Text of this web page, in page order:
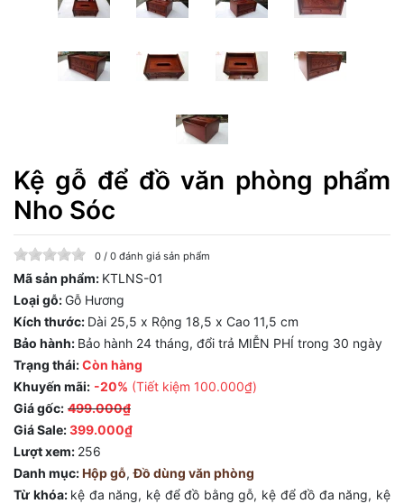
Kệ gỗ để đồ văn phòng phẩm
Nho Sóc
0 / 0 đánh giá sản phẩm
Mã sản phẩm: KTLNS-01
Loại gỗ:Gỗ Hương
Kích thước: Dài 25,5 x Rộng 18,5 x Cao 11,5 cm
Bảo hành: Bảo hành 24 tháng, đổi trả MIỄN PHÍ trong 30 ngày
Trạng thái:Còn hàng
Khuyến mãi: -20% (Tiết kiệm 100.000₫)
Giá gốc: 499.000₫
Giá Sale:399.000₫
Lượt xem: 256
Danh mục:Hộp gỗ,Đồ dùng văn phòng
Từ khóa: kệ đa năng, kệ để đồ bằng gỗ, kệ để đồ đa năng, kệ